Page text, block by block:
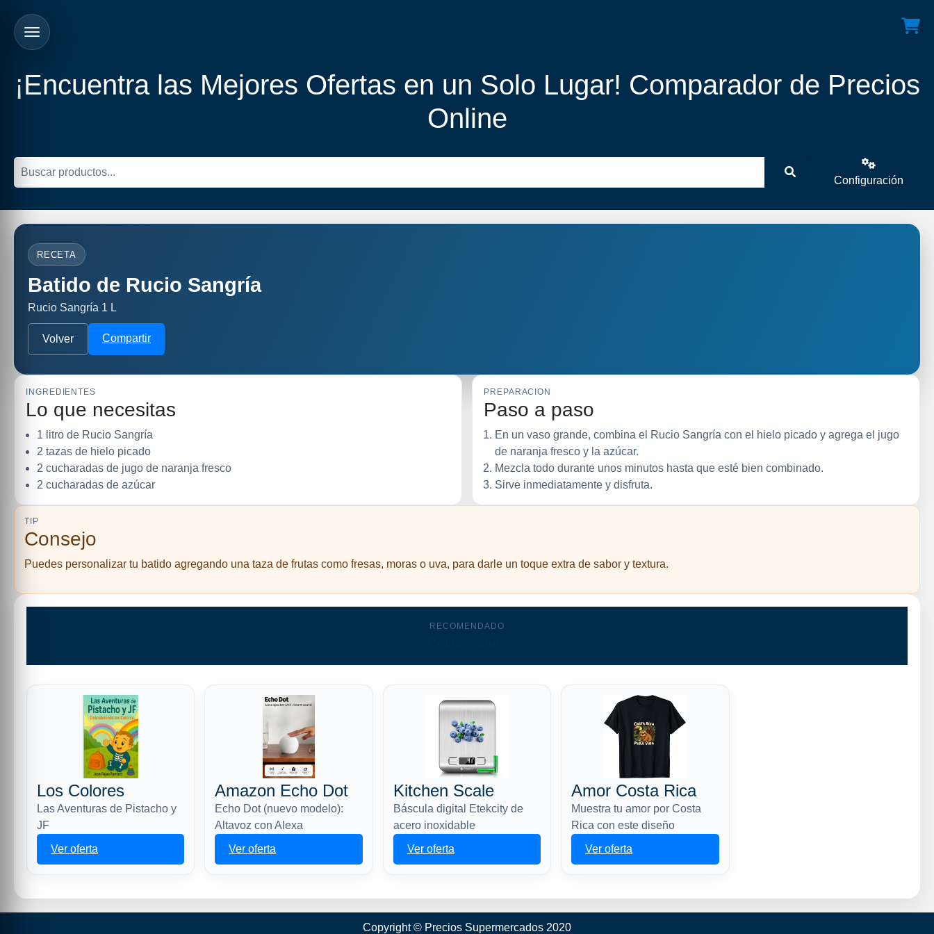
¡Encuentra las Mejores Ofertas en un Solo Lugar! Comparador de Precios
Online
Configuración
RECETA
Batido de Rucio Sangría
Rucio Sangría 1 L
Volver Compartir
INGREDIENTES
Lo que necesitas
1 litro de Rucio Sangría
2 tazas de hielo picado
2 cucharadas de jugo de naranja fresco
2 cucharadas de azúcar
PREPARACION
Paso a paso
En un vaso grande, combina el Rucio Sangría con el hielo picado y agrega el jugo
de naranja fresco y la azúcar.
Mezcla todo durante unos minutos hasta que esté bien combinado.
Sirve inmediatamente y disfruta.
TIP
Consejo
Puedes personalizar tu batido agregando una taza de frutas como fresas, moras o uva, para darle un toque extra de sabor y textura.
RECOMENDADO
Los Colores
Las Aventuras de Pistacho y
JF
Ver oferta
Amazon Echo Dot
Echo Dot (nuevo modelo):
Altavoz con Alexa
Ver oferta
Kitchen Scale
Báscula digital Etekcity de
acero inoxidable
Ver oferta
Amor Costa Rica
Muestra tu amor por Costa
Rica con este diseño
Ver oferta
Copyright © Precios Supermercados 2020